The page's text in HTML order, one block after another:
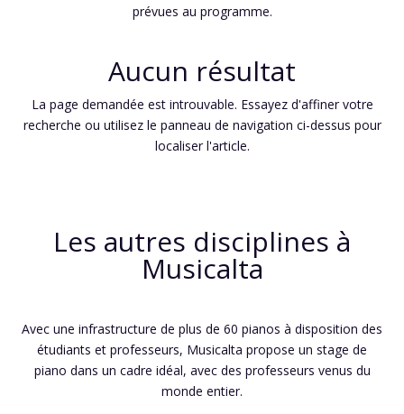
prévues au programme.
Aucun résultat
La page demandée est introuvable. Essayez d'affiner votre
recherche ou utilisez le panneau de navigation ci-dessus pour
localiser l'article.
Les autres disciplines à
Musicalta
Avec une infrastructure de plus de 60 pianos à disposition des
étudiants et professeurs, Musicalta propose un stage de
piano dans un cadre idéal, avec des professeurs venus du
monde entier.